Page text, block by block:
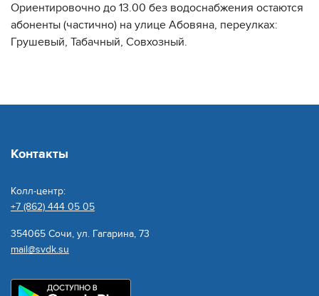
Ориентировочно до 13.00 без водоснабжения остаются
абоненты (частично) на улице Абовяна, переулках:
Грушевый, Табачный, Совхозный.
Контакты
Колл-центр:
+7 (862) 444 05 05
354065 Сочи, ул. Гагарина, 73
mail@svdk.su